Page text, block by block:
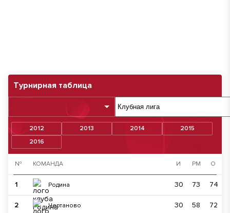
Турнирная таблица
2012 2013 2014
2015
2016
№ КОМАНДА И РМ О
1 Родина 30 73 74
2 Чертаново 30 58 72